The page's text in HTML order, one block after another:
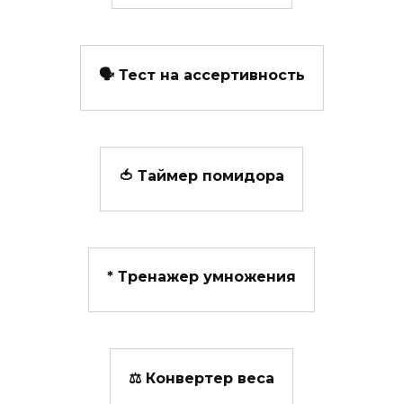
🗣️ Тест на ассертивность
🍅 Таймер помидора
*️ Тренажер умножения
⚖️ Конвертер веса